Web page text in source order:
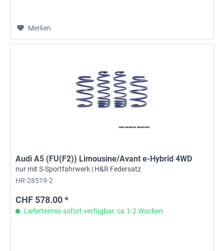
Merken
Audi A5 (FU(F2)) Limousine/Avant e-Hybrid 4WD
nur mit S-Sportfahrwerk | H&R Federsatz
HR-28519-2
CHF 578.00 *
Liefertermin sofort verfügbar: ca.1-2 Wochen